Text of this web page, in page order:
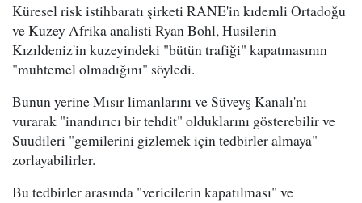
Küresel risk istihbaratı şirketi RANE'in kıdemli Ortadoğu
ve Kuzey Afrika analisti Ryan Bohl, Husilerin
Kızıldeniz'in kuzeyindeki "bütün trafiği" kapatmasının
"muhtemel olmadığını" söyledi.
Bunun yerine Mısır limanlarını ve Süveyş Kanalı'nı
vurarak "inandırıcı bir tehdit" olduklarını gösterebilir ve
Suudileri "gemilerini gizlemek için tedbirler almaya"
zorlayabilirler.
Bu tedbirler arasında "vericilerin kapatılması" ve